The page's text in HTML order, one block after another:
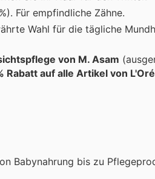
Für empfindliche Zähne.
Wahl für die tägliche
von M. Asam
Rabatt auf alle Artikel von
Babynahrung bis zu